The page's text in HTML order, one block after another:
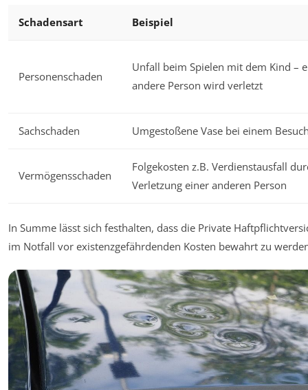
Schadensart Beispiel
Personenschaden
Unfall beim Spielen mit dem Kind –
andere Person wird verletzt
Sachschaden Umgestoßene Vase bei einem
Vermögensschaden
Folgekosten z.B. Verdienstausfall
Verletzung einer anderen Person
In Summe lässt sich festhalten, dass die Private
im Notfall vor existenzgefährdenden Kosten bewahrt zu